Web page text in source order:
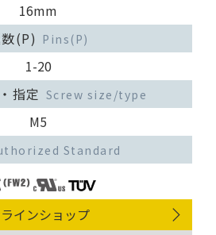
16mm
(P) Pins(P)
1-20
指定 Screw size/type
M5
Standard
インショップ